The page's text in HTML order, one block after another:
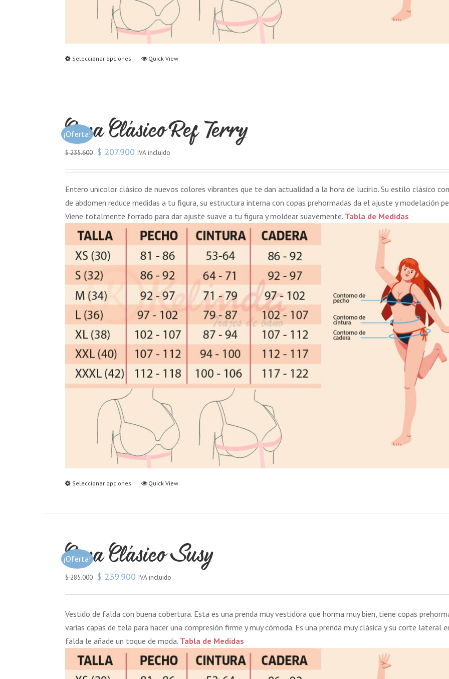
Seleccionar opciones Quick View
¡Oferta!
Copa Clásico Ref Terry
$235.600 $ 207.900 IVA incluido
Entero unicolor clásico de nuevos colores vibrantes que te dan actualidad a la hora de lucirlo. Su estilo clásico
de abdomen reduce medidas a tu figura, su estructura interna con copas prehormadas da el ajuste y modelación
Viene totalmente forrado para dar ajuste suave a tu figura y moldear suavemente. Tabla de Medidas
Seleccionar opciones Quick View
¡Oferta!
Copa Clásico Susy
$285.000 $ 239.900 IVA incluido
Vestido de falda con buena cobertura. Esta es una prenda muy vestidora que horma muy bien, tiene copas
varias capas de tela para hacer una compresión firme y muy cómoda. Es una prenda muy clásica y su corte lateral
falda le añade un toque de moda. Tabla de Medidas